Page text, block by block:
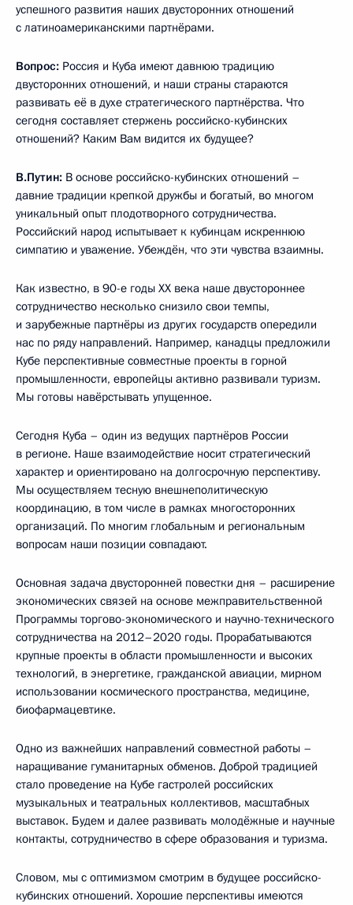
успешного развития наших двусторонних отношений
с латиноамериканскими партнёрами.
Вопрос: Россия и Куба имеют давнюю традицию
двусторонних отношений, и наши страны стараются
развивать её в духе стратегического партнёрства. Что
сегодня составляет стержень российско-кубинских
отношений? Каким Вам видится их будущее?
В.Путин: В основе российско-кубинских отношений –
давние традиции крепкой дружбы и богатый, во многом
уникальный опыт плодотворного сотрудничества.
Российский народ испытывает к кубинцам искреннюю
симпатию и уважение. Убеждён, что эти чувства взаимны.
Как известно, в 90-е годы ХХ века наше двустороннее
сотрудничество несколько снизило свои темпы,
и зарубежные партнёры из других государств опередили
нас по ряду направлений. Например, канадцы предложили
Кубе перспективные совместные проекты в горной
промышленности, европейцы активно развивали туризм.
Мы готовы навёрстывать упущенное.
Сегодня Куба – один из ведущих партнёров России
в регионе. Наше взаимодействие носит стратегический
характер и ориентировано на долгосрочную перспективу.
Мы осуществляем тесную внешнеполитическую
координацию, в том числе в рамках многосторонних
организаций. По многим глобальным и региональным
вопросам наши позиции совпадают.
Основная задача двусторонней повестки дня – расширение
экономических связей на основе межправительственной
Программы торгово-экономического и научно-технического
сотрудничества на 2012–2020 годы. Прорабатываются
крупные проекты в области промышленности и высоких
технологий, в энергетике, гражданской авиации, мирном
использовании космического пространства, медицине,
биофармацевтике.
Одно из важнейших направлений совместной работы –
наращивание гуманитарных обменов. Доброй традицией
стало проведение на Кубе гастролей российских
музыкальных и театральных коллективов, масштабных
выставок. Будем и далее развивать молодёжные и научные
контакты, сотрудничество в сфере образования и туризма.
Словом, мы с оптимизмом смотрим в будущее российско-
кубинских отношений. Хорошие перспективы имеются